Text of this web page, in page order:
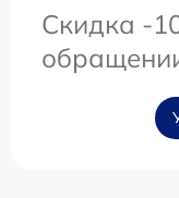
Скидка -